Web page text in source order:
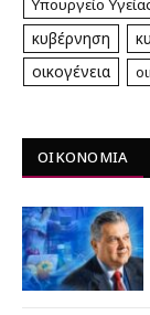
Υπουργείο
κυβέρνηση
οικογένεια
ΟΙΚΟΝΟΜΙΑ